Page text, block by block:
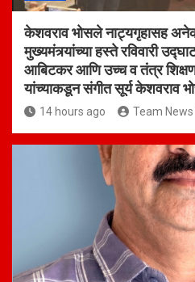
केशवराव भोसले नाट्यगृहासह
मुख्यमंत्र्यांच्या हस्ते रविवारी
आबिटकर आणि उच्च व तंत्र
यांच्याकडून संगीत सूर्य केशवराव
14 hours ago Team